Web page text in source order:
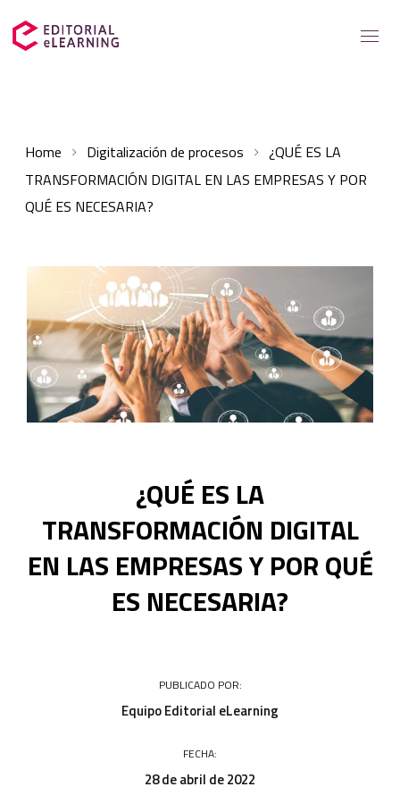
Soluciones para
Casos de éxito
Recursos elearning
Sobre nosotros
Contacto
Home Digitalización de procesos
¿QUÉ ES LA
TRANSFORMACIÓN DIGITAL EN LAS EMPRESAS Y POR
QUÉ ES NECESARIA?
¿QUÉ ES LA
TRANSFORMACIÓN DIGITAL
EN LAS EMPRESAS Y POR QUÉ
ES NECESARIA?
PUBLICADO POR:
Equipo Editorial eLearning
FECHA:
28 de abril de 2022